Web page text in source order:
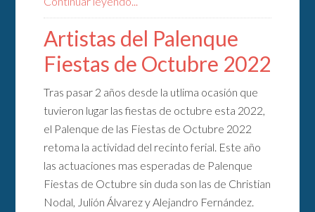
Artistas del Palenque
Fiestas de Octubre 2022
Tras pasar 2 años desde la utlima ocasión que
tuvieron lugar las fiestas de octubre esta 2022,
el Palenque de las Fiestas de Octubre 2022
retoma la actividad del recinto ferial. Este año
las actuaciones mas esperadas de Palenque
Fiestas de Octubre sin duda son las de Christian
Nodal, Julión Álvarez y Alejandro Fernández.